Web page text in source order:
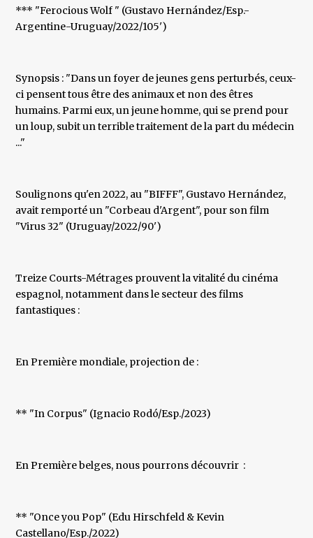
*** "Ferocious Wolf " (Gustavo Hernández/Esp.-
Argentine-Uruguay/2022/105')
Synopsis : "Dans un foyer de jeunes gens perturbés, ceux-
ci pensent tous être des animaux et non des êtres
humains. Parmi eux, un jeune homme, qui se prend pour
un loup, subit un terrible traitement de la part du médecin
..."
Soulignons qu'en 2022, au "BIFFF", Gustavo Hernández,
avait remporté un "Corbeau d'Argent", pour son film
"Virus 32" (Uruguay/2022/90')
Treize Courts-Métrages prouvent la vitalité du cinéma
espagnol, notamment dans le secteur des films
fantastiques :
En Première mondiale, projection de :
** "In Corpus" (Ignacio Rodó/Esp./2023)
En Première belges, nous pourrons découvrir :
** "Once you Pop" (Edu Hirschfeld & Kevin
Castellano/Esp./2022)